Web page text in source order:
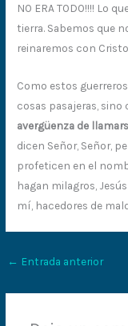
NO ERA TODO!!!! Lo
tierra. Sabemos que
reinaremos con
Como estos
cosas pasajeras, sino
avergüenza de
dicen Señor, Señor,
profeticen en el
hagan milagros,
mí, hacedores de
← Entrada anterior